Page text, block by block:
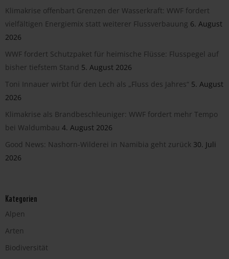
Klimakrise offenbart Grenzen der Wasserkraft: WWF fordert
vielfältigen Energiemix statt weiterer Flussverbauung 6. August
2026
WWF fordert Schutzpaket für heimische Flüsse: Flusspegel auf
bisher tiefstem Stand 5. August 2026
Toni Innauer wirbt für den Lech als „Fluss des Jahres“ 5. August
2026
Klimakrise als Brandbeschleuniger: WWF fordert mehr Tempo
bei Waldumbau 4. August 2026
Good News: Nashorn-Wilderei in Namibia geht zurück 30. Juli
2026
Kategorien
Alpen
Arten
Biodiversität